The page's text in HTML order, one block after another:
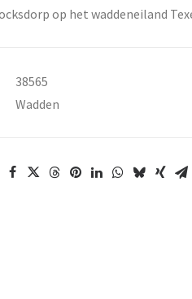
op het waddeneiland
38565
Wadden